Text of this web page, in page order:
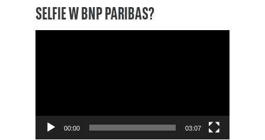
SELFIE W BNP PARIBAS?
00:00 03:07